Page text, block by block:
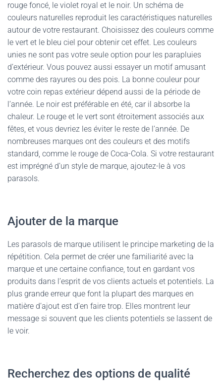
rouge foncé, le violet royal et le noir. Un schéma de
couleurs naturelles reproduit les caractéristiques naturelles
autour de votre restaurant. Choisissez des couleurs comme
le vert et le bleu ciel pour obtenir cet effet. Les couleurs
unies ne sont pas votre seule option pour les parapluies
d’extérieur. Vous pouvez aussi essayer un motif amusant
comme des rayures ou des pois. La bonne couleur pour
votre coin repas extérieur dépend aussi de la période de
l’année. Le noir est préférable en été, car il absorbe la
chaleur. Le rouge et le vert sont étroitement associés aux
fêtes, et vous devriez les éviter le reste de l’année. De
nombreuses marques ont des couleurs et des motifs
standard, comme le rouge de Coca-Cola. Si votre restaurant
est imprégné d’un style de marque, ajoutez-le à vos
parasols.
Ajouter de la marque
Les parasols de marque utilisent le principe marketing de la
répétition. Cela permet de créer une familiarité avec la
marque et une certaine confiance, tout en gardant vos
produits dans l’esprit de vos clients actuels et potentiels. La
plus grande erreur que font la plupart des marques en
matière d’ajout est d’en faire trop. Elles montrent leur
message si souvent que les clients potentiels se lassent de
le voir.
Recherchez des options de qualité